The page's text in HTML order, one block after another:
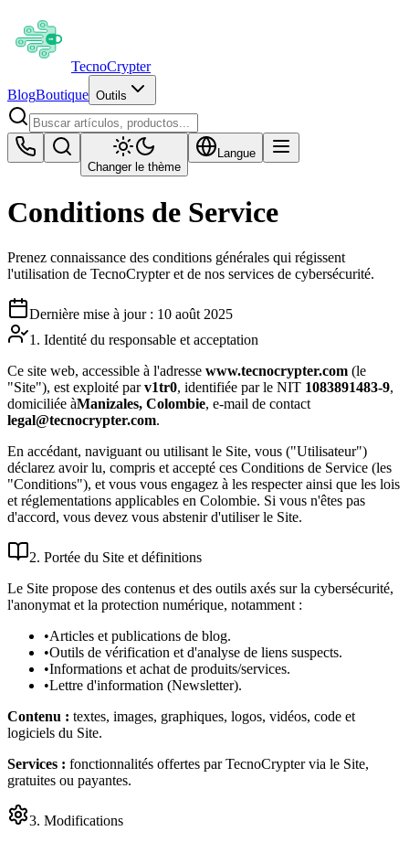
TecnoCrypter
BlogBoutique Outils
Changer le thème
Langue
Conditions de Service
Prenez connaissance des conditions générales qui régissent
l'utilisation de TecnoCrypter et de nos services de cybersécurité.
Dernière mise à jour : 10 août 2025
1. Identité du responsable et acceptation
Ce site web, accessible à l'adresse www.tecnocrypter.com (le
"Site"), est exploité parv1tr0, identifiée par le NIT 1083891483-9,
domiciliée àManizales, Colombie, e-mail de contact
legal@tecnocrypter.com.
En accédant, naviguant ou utilisant le Site, vous ("Utilisateur")
déclarez avoir lu, compris et accepté ces Conditions de Service (les
"Conditions"), et vous vous engagez à les respecter ainsi que les lois
et réglementations applicables en Colombie. Si vous n'êtes pas
d'accord, vous devez vous abstenir d'utiliser le Site.
2. Portée du Site et définitions
Le Site propose des contenus et des outils axés sur la cybersécurité,
l'anonymat et la protection numérique, notamment :
•Articles et publications de blog.
•Outils de vérification et d'analyse de liens suspects.
•Informations et achat de produits/services.
•Lettre d'information (Newsletter).
Contenu : textes, images, graphiques, logos, vidéos, code et
logiciels du Site.
Services : fonctionnalités offertes par TecnoCrypter via le Site,
gratuites ou payantes.
3. Modifications